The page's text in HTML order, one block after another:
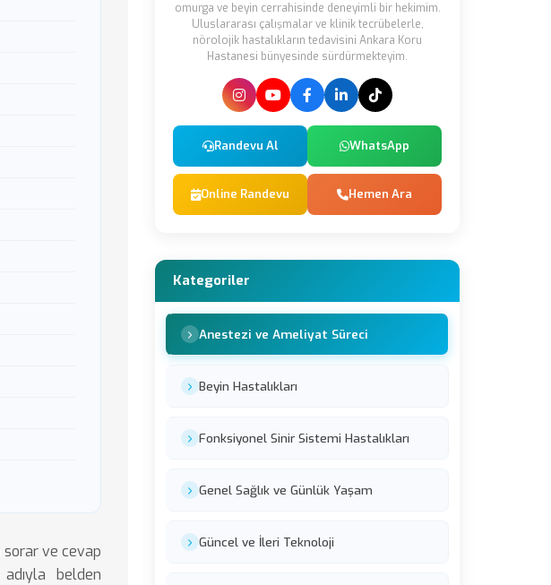
sorar ve cevap
belden
omurga ve beyin cerrahisinde deneyimli bir hekimim.
Uluslararası çalışmalar ve klinik tecrübelerle,
nörolojik hastalıkların tedavisini Ankara Koru
Hastanesi bünyesinde sürdürmekteyim.
Randevu Al WhatsApp
Online Randevu Hemen Ara
Kategoriler
Anestezi ve Ameliyat Süreci
Beyin Hastalıkları
Fonksiyonel Sinir Sistemi Hastalıkları
Genel Sağlık ve Günlük Yaşam
Güncel ve İleri Teknoloji